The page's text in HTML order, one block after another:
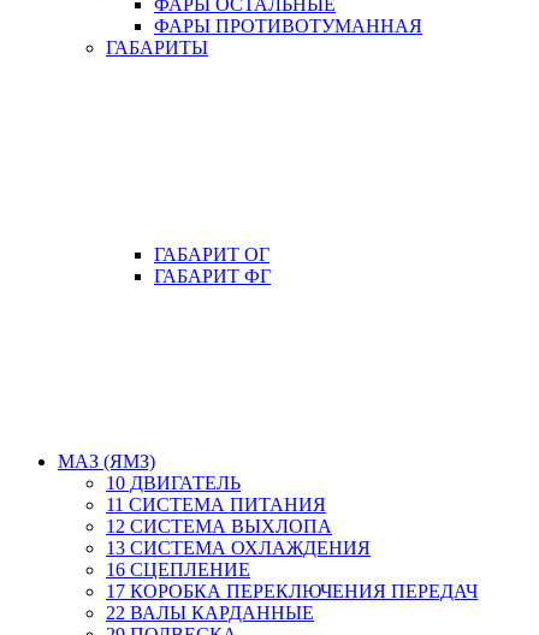
ФАРЫ ПРОТИВОТУМАННАЯ
ГАБАРИТЫ
ГАБАРИТ ОГ
ГАБАРИТ ФГ
МАЗ (ЯМЗ)
10 ДВИГАТЕЛЬ
11 СИСТЕМА ПИТАНИЯ
12 СИСТЕМА ВЫХЛОПА
13 СИСТЕМА ОХЛАЖДЕНИЯ
16 СЦЕПЛЕНИЕ
17 КОРОБКА ПЕРЕКЛЮЧЕНИЯ ПЕРЕДАЧ
22 ВАЛЫ КАРДАННЫЕ